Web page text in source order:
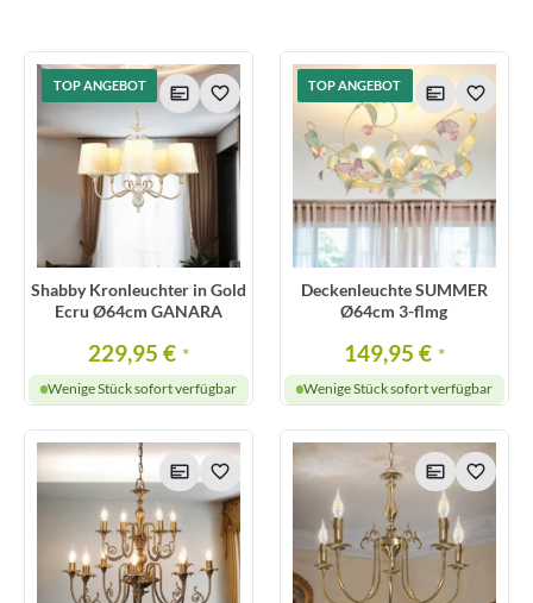
TOP ANGEBOT
Shabby Kronleuchter in Gold
Ecru Ø64cm GANARA
229,95 € *
Wenige Stück sofort verfügbar
TOP ANGEBOT
Deckenleuchte SUMMER
Ø64cm 3-flmg
149,95 € *
Wenige Stück sofort verfügbar